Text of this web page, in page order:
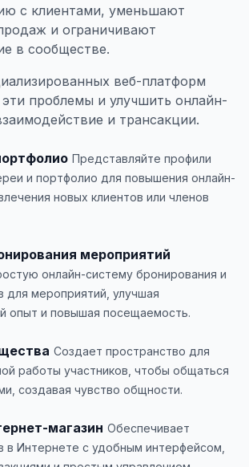
с клиентами, уменьшают
и ограничивают
в сообществе.
веб-платформ
проблемы и улучшить онлайн-
и трансакции.
Представляйте профили
и портфолио для повышения онлайн-
новых клиентов или членов
мероприятий
онлайн-систему бронирования и
для мероприятий, улучшая
опыт и повышая посещаемость.
Создает пространство для
работы участников, чтобы общаться
создавая чувство общности.
магазин Обеспечивает
в Интернете с удобным интерфейсом,